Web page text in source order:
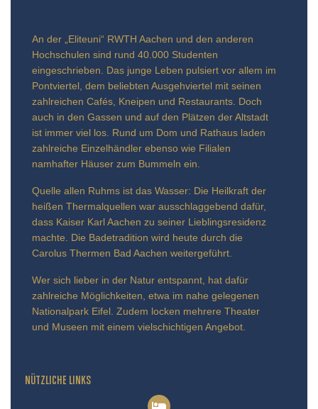
An der „Eliteuni“ RWTH Aachen und den anderen
Hochschulen sind rund 40.000 Studenten
eingeschrieben. Das junge Leben pulsiert vor allem im
Pontviertel, dem beliebten Ausgehviertel mit seinen
zahlreichen Cafés, Kneipen und Restaurants. Doch
auch in den Gassen und auf den Plätzen der Altstadt
ist immer viel los. Rund um Dom und Rathaus laden
zahlreiche Einzelhändler ebenso wie Filialen
namhafter Häuser zum Bummeln ein.
Quelle allen Ruhms ist das Wasser: Die Heilkraft der
heißen Thermalquellen war ausschlaggebend dafür,
dass Kaiser Karl Aachen zu seiner Lieblingsresidenz
machte. Die Badetradition wird heute durch die
Carolus Thermen Bad Aachen weitergeführt.
Wer sich lieber in der Natur entspannt, hat dafür
zahlreiche Möglichkeiten, etwa im nahe gelegenen
Nationalpark Eifel. Zudem locken mehrere Theater
und Museen mit einem vielschichtigen Angebot.
NÜTZLICHE LINKS